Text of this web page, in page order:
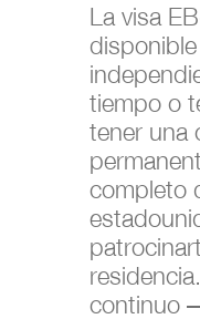
La visa
tiempo o
tener una
completo
continuo